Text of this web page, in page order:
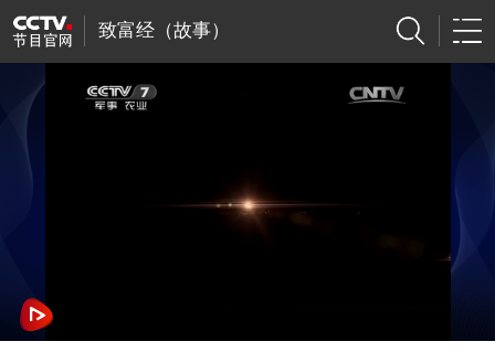
致富经（故事）